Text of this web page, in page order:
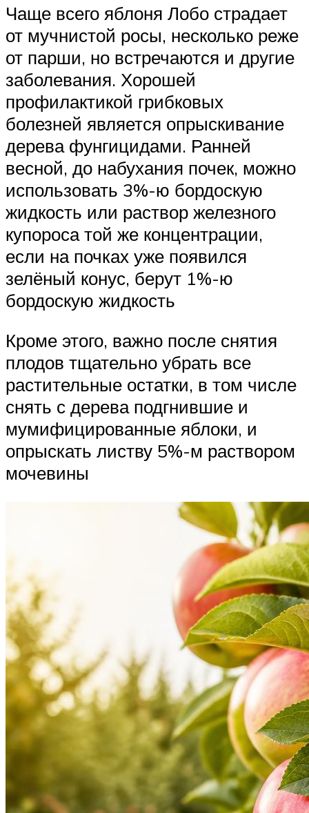
Чаще всего яблоня Лобо страдает
от мучнистой росы, несколько реже
от парши, но встречаются и другие
заболевания. Хорошей
профилактикой грибковых
болезней является опрыскивание
дерева фунгицидами. Ранней
весной, до набухания почек, можно
использовать 3%-ю бордоскую
жидкость или раствор железного
купороса той же концентрации,
если на почках уже появился
зелёный конус, берут 1%-ю
бордоскую жидкость
Кроме этого, важно после снятия
плодов тщательно убрать все
растительные остатки, в том числе
снять с дерева подгнившие и
мумифицированные яблоки, и
опрыскать листву 5%-м раствором
мочевины